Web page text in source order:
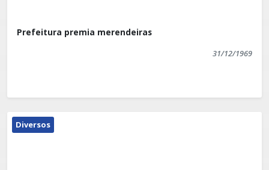
Prefeitura premia merendeiras
31/12/1969
Diversos